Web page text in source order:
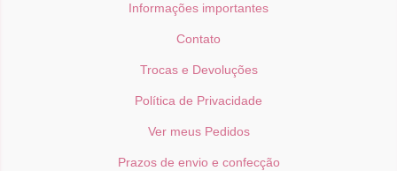
Informações importantes
Contato
Trocas e Devoluções
Política de Privacidade
Ver meus Pedidos
Prazos de envio e confecção